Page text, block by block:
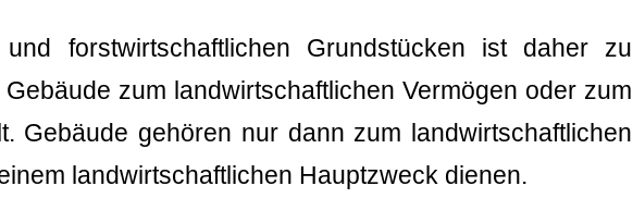
forstwirtschaftlichen Grundstücken ist daher zu
zum landwirtschaftlichen Vermögen oder zum
Gebäude gehören nur dann zum landwirtschaftlichen
landwirtschaftlichen Hauptzweck dienen.